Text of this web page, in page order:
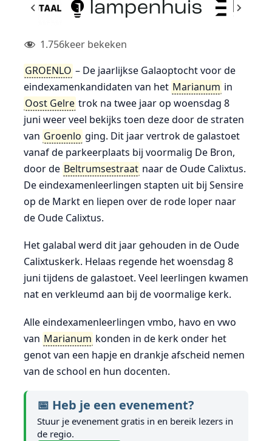
1.756keer bekeken
GROENLO – De jaarlijkse Galaoptocht voor de
eindexamenkandidaten van het Marianum in
Oost Gelre trok na twee jaar op woensdag 8
juni weer veel bekijks toen deze door de straten
van Groenlo ging. Dit jaar vertrok de galastoet
vanaf de parkeerplaats bij voormalig De Bron,
door de Beltrumsestraat naar de Oude Calixtus.
De eindexamenleerlingen stapten uit bij Sensire
op de Markt en liepen over de rode loper naar
de Oude Calixtus.
Het galabal werd dit jaar gehouden in de Oude
Calixtuskerk. Helaas regende het woensdag 8
juni tijdens de galastoet. Veel leerlingen kwamen
nat en verkleumd aan bij de voormalige kerk.
Alle eindexamenleerlingen vmbo, havo en vwo
van Marianum konden in de kerk onder het
genot van een hapje en drankje afscheid nemen
van de school en hun docenten.
📅 Heb je een evenement?
Stuur je evenement gratis in en bereik lezers in
de regio.